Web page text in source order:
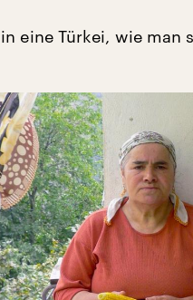
eine Türkei, wie man